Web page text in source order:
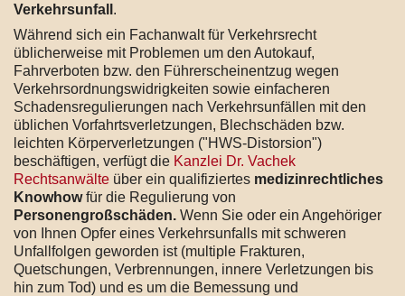
Verkehrsunfall .
Während sich ein Fachanwalt für Verkehrsrecht
üblicherweise mit Problemen um den Autokauf,
Fahrverboten bzw. den Führerscheinentzug wegen
Verkehrsordnungswidrigkeiten sowie einfacheren
Schadensregulierungen nach Verkehrsunfällen mit den
üblichen Vorfahrtsverletzungen, Blechschäden bzw.
leichten Körperverletzungen ("HWS-Distorsion")
beschäftigen, verfügt die Kanzlei Dr. Vachek
Rechtsanwälte über ein qualifiziertes medizinrechtliches
Knowhowfür die Regulierung von
Personengroßschäden. Wenn Sie oder ein Angehöriger
von Ihnen Opfer eines Verkehrsunfalls mit schweren
Unfallfolgen geworden ist (multiple Frakturen,
Quetschungen, Verbrennungen, innere Verletzungen bis
hin zum Tod) und es um die Bemessung und